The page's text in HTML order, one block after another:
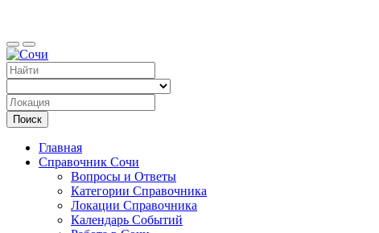
Сочи
Поиск
Главная
Справочник Сочи
Вопросы и Ответы
Категории Справочника
Локации Справочника
Календарь Событий